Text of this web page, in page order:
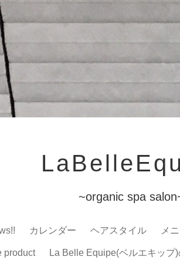
~organic spa
カレンダー ヘアスタイル メ
product La Belle Equipe(ベルエキップ)